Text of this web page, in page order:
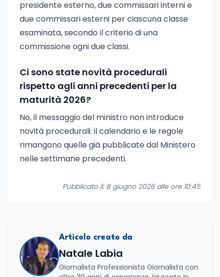
presidente esterno, due commissari interni e
due commissari esterni per ciascuna classe
esaminata, secondo il criterio di una
commissione ogni due classi.
Ci sono state novità procedurali
rispetto agli anni precedenti per la
maturità 2026?
No, il messaggio del ministro non introduce
novità procedurali: il calendario e le regole
rimangono quelle già pubblicate dal Ministero
nelle settimane precedenti.
Pubblicato il: 8 giugno 2026 alle ore 10:45
Articolo creato da
Natale Labia
Giornalista Professionista Giornalista con